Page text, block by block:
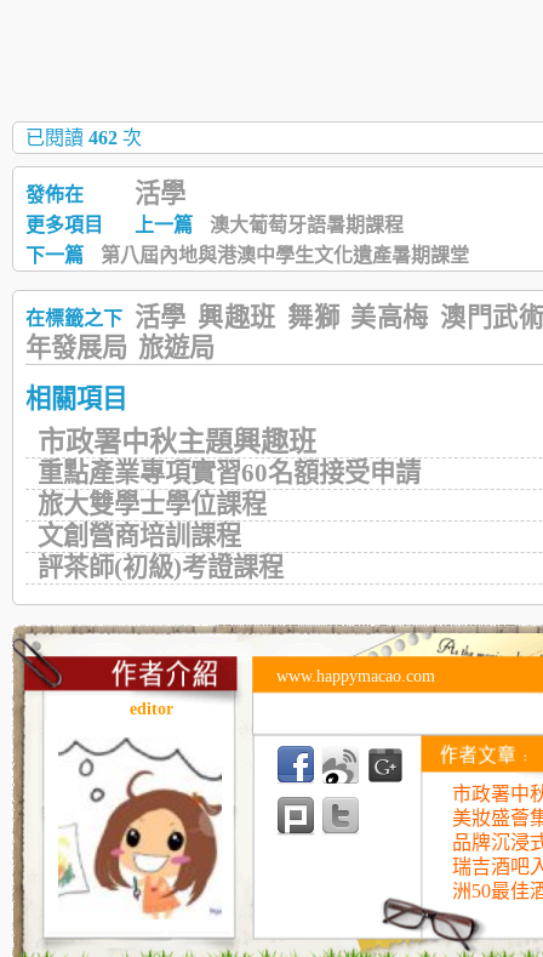
已閱讀 462 次
發佈在 活學
更多項目 上一篇
澳大葡萄牙語暑期課程
下一篇
第八屆內地與港澳中學生文化遺產暑期課堂
在標籤之下 活學 興趣班 舞獅 美高梅 澳門武
年發展局 旅遊局
相關項目
市政署中秋主題興趣班
重點產業專項實習60名額接受申請
旅大雙學士學位課程
文創營商培訓課程
評茶師(初級)考證課程
editor
www.happymacao.com
市政署中
美妝盛薈
品牌沉浸
瑞吉酒吧
洲50最佳